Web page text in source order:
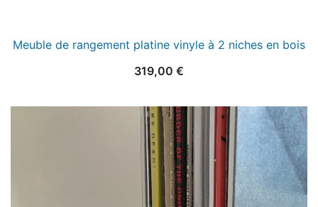
Meuble de rangement platine vinyle à 2 niches en bois
319,00 €